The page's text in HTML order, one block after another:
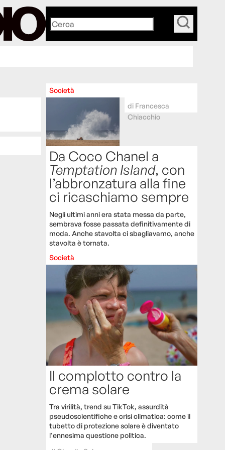
Società
di Francesca
Chiacchio
Da Coco Chanel a
Temptation Island, con
l’abbronzatura alla fine
ci ricaschiamo sempre
Negli ultimi anni era stata messa da parte,
sembrava fosse passata definitivamente di
moda. Anche stavolta ci sbagliavamo, anche
stavolta è tornata.
Società
Il complotto contro la
crema solare
Tra virilità, trend su TikTok, assurdità
pseudoscientifiche e crisi climatica: come il
tubetto di protezione solare è diventato
l'ennesima questione politica.